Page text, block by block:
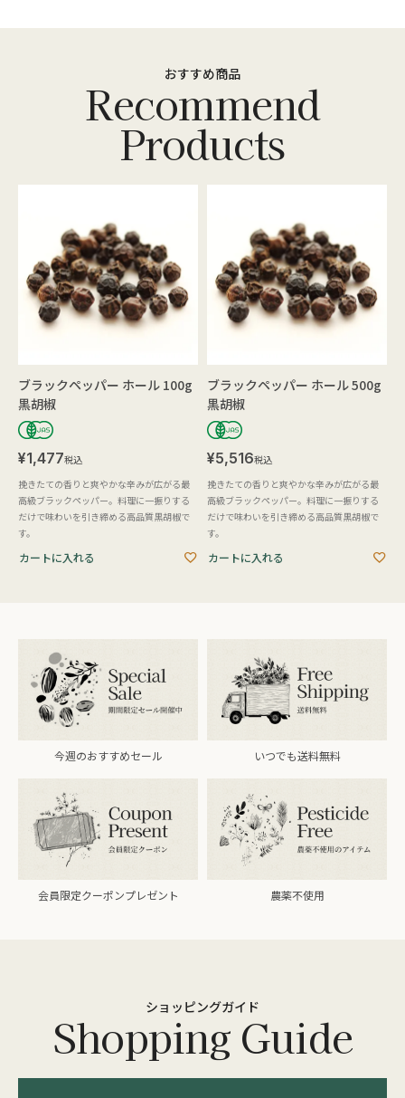
おすすめ商品
ブラックペッパー ホール 100g
黒胡椒
¥1,477税込
挽きたての香りと爽やかな辛みが広がる最
高級ブラックペッパー。料理に一振りする
だけで味わいを引き締める高品質黒胡椒で
す。
カートに入れる
ブラックペッパー ホール 500g
黒胡椒
¥5,516税込
挽きたての香りと爽やかな辛みが広がる最
高級ブラックペッパー。料理に一振りする
だけで味わいを引き締める高品質黒胡椒で
す。
カートに入れる
今週のおすすめセール いつでも送料無料
会員限定クーポンプレゼント 農薬不使用
ショッピングガイド
Shopping Guide